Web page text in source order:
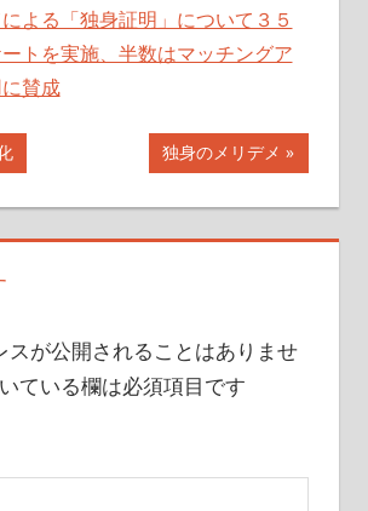
よる「独身証明」について３５
トを実施、半数はマッチングア
賛成
次
の
記
事:
独身のメリデメ
スが公開されることはありませ
ている欄は必須項目です